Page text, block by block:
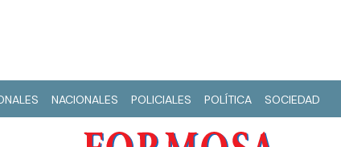
NACIONALES POLICIALES POLÍTICA SOCIEDAD